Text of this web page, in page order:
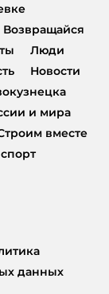
Возвращайся
Люди
Новости
и мира
вместе
данных